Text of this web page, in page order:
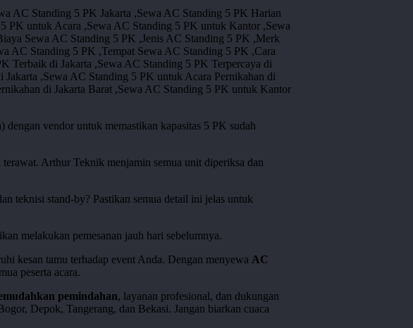
vendor untuk memastikan kapasitas 5 PK sudah
Arthur Teknik menjamin semua unit diperiksa dan
teknisi stand-by? Pastikan semua detail ini jelas untuk
melakukan pemesanan jauh hari sebelumnya.
kesan tamu terhadap event Anda. Dengan menyewa AC
peserta acara.
pemindahan, layanan profesional, dan dukungan
Depok, Tangerang, dan Bekasi. Jangan biarkan cuaca